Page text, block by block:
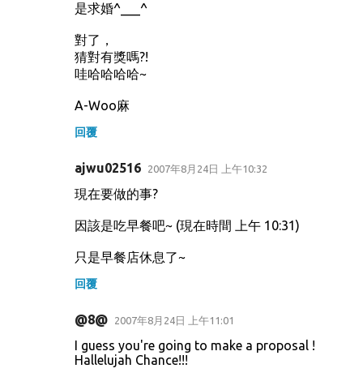
是求婚^___^
對了，
猜對有獎嗎?!
哇哈哈哈哈~
A-Woo麻
回覆
ajwu02516 2007年8月24日 上午10:32
現在要做的事?
因該是吃早餐吧~ (現在時間 上午 10:31)
只是早餐店休息了~
回覆
@8@ 2007年8月24日 上午11:01
I guess you're going to make a proposal !
Hallelujah Chance!!!